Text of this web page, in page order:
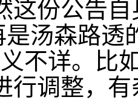
这份公告
是汤森路
不详。比
行调整，